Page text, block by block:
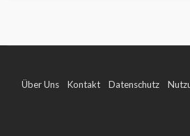
Über Uns Kontakt Datenschutz